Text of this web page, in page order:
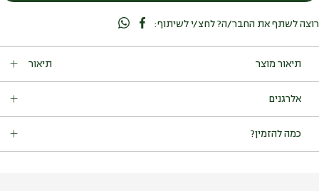
רוצה לשתף את החבר/ה? לחצ/י לשיתוף:
תיאור
ברוטב עגבניות.
מכיל גלוטן | צמחוני.
כמות באריזה: 500 גרם.
אלרגנים
עלול להכיל:
לוז, מקדמיה, פקאן, צנובר, אגוז מלך), ביצים, בוטנים, סויה, שומשום.
כמה להזמין?